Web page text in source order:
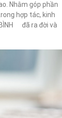
Nhằm góp phần
hợp tác, kinh
đã ra đời và